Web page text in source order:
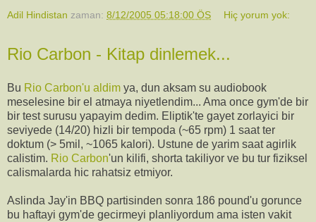
Adil Hindistan zaman: 8/12/2005 05:18:00 ÖS Hiç yorum yok:
Rio Carbon - Kitap dinlemek...
Bu Rio Carbon'u aldim ya, dun aksam su audiobook
meselesine bir el atmaya niyetlendim... Ama once gym'de bir
bir test surusu yapayim dedim. Eliptik'te gayet zorlayici bir
seviyede (14/20) hizli bir tempoda (~65 rpm) 1 saat ter
doktum (> 5mil, ~1065 kalori). Ustune de yarim saat agirlik
calistim. Rio Carbon'un kilifi, shorta takiliyor ve bu tur fiziksel
calismalarda hic rahatsiz etmiyor.
Aslinda Jay'in BBQ partisinden sonra 186 pound'u gorunce
bu haftayi gym'de gecirmeyi planliyordum ama isten vakit